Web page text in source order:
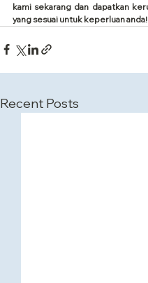
kami sekarang dan dapatkan
yang sesuai untuk keperluan anda!
Recent Posts